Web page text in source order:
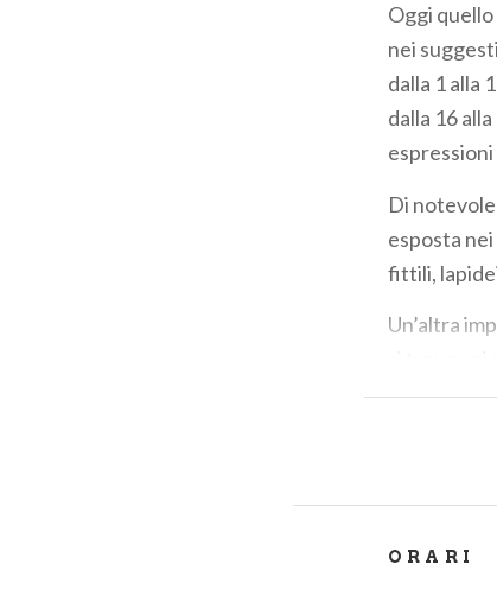
Oggi
nei
dalla 1 alla
dalla 16
Di
esposta
fittili,
Un’altra
ORARI